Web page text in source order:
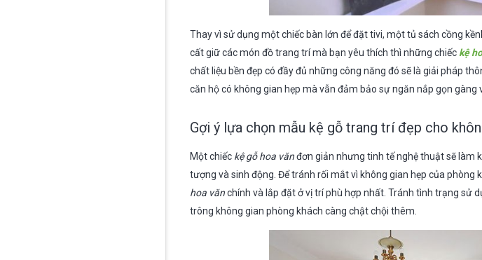
Thay vì sử dụng một chiếc bàn lớn để đặt tivi, một tủ sách cồng
cất giữ các món đồ trang trí mà bạn yêu thích thì những chiếc kệ
chất liệu bền đẹp có đầy đủ những công năng đó sẽ là giải pháp
căn hộ có không gian hẹp mà vẫn đảm bảo sự ngăn nắp gọn gàng
Gợi ý lựa chọn mẫu kệ gỗ trang trí đẹp cho
Một chiếc kệ gỗ hoa vănđơn giản nhưng tinh tế nghệ thuật sẽ làm
tượng và sinh động. Để tránh rối mắt vì không gian hẹp của phòng
hoa vănchính và lắp đặt ở vị trí phù hợp nhất. Tránh tình trạng sử
trông không gian phòng khách càng chật chội thêm.